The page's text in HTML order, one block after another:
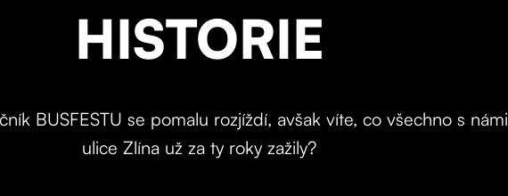
HISTORIE
BUSFESTU se pomalu rozjíždí, avšak víte, co všechno s námi
ulice Zlína už za ty roky zažily?